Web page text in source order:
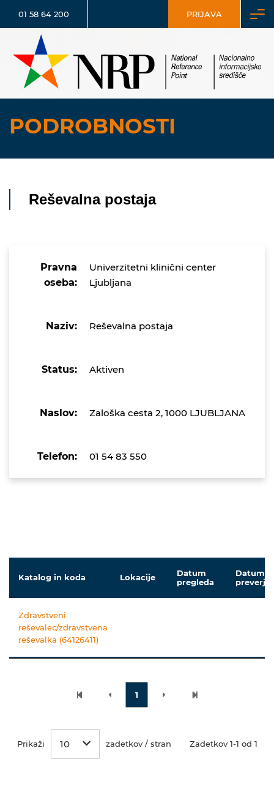
01 58 64 200 PRIJAVA
PODROBNOSTI
Reševalna postaja
Pravna
oseba:
Univerzitetni klinični center
Ljubljana
Naziv: Reševalna postaja
Status: Aktiven
Naslov: Zaloška cesta 2, 1000 LJUBLJANA
Telefon: 01 54 83 550
Katalog in koda Lokacije
Datum
pregleda
Datum
Zdravstveni
reševalec/zdravstvena
reševalka (64126411)
1
Prikaži 10 zadetkov / stran Zadetkov 1-1 od 1